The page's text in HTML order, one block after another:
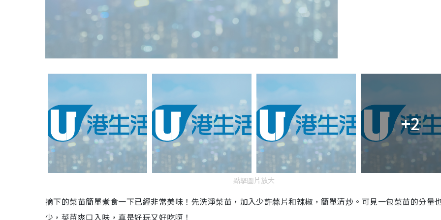
+2
點擊圖片放大
摘下的菜苗簡單煮食一下已經非常美味！先洗淨菜苗，加入少許蒜片和辣椒，簡單清炒。可見一包菜苗的分量
少，菜苗爽口入味，真是好玩又好吃啊！